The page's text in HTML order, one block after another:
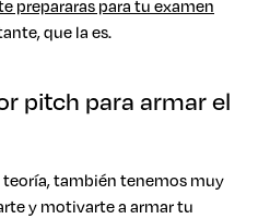
prepararas para tu examen
que la es.
pitch para armar el
teoría, también tenemos muy
y motivarte a armar tu